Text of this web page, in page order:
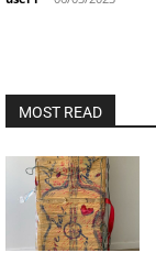
MOST READ